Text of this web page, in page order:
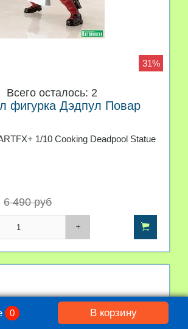
31%
Всего осталось: 2
фигурка Дэдпул Повар
1/10 Cooking Deadpool Statue
6 490 руб
0 В корзину